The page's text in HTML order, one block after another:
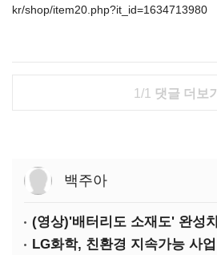
kr/shop/item20.php?it_id=1634713980
1/1 댓글 더보기
백주아